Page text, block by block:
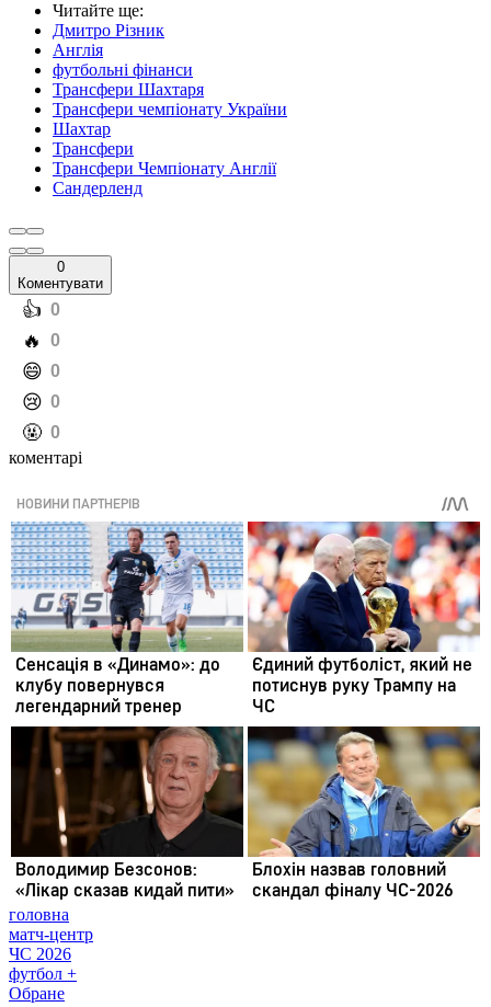
Читайте ще:
Дмитро Різник
Англія
футбольні фінанси
Трансфери Шахтаря
Трансфери чемпіонату України
Шахтар
Трансфери
Трансфери Чемпіонату Англії
Сандерленд
0
Коментувати
️👍 0
️🔥 0
️😄 0
️😢 0
️🤬 0
коментарі
головна
матч-центр
ЧС 2026
футбол +
Обране